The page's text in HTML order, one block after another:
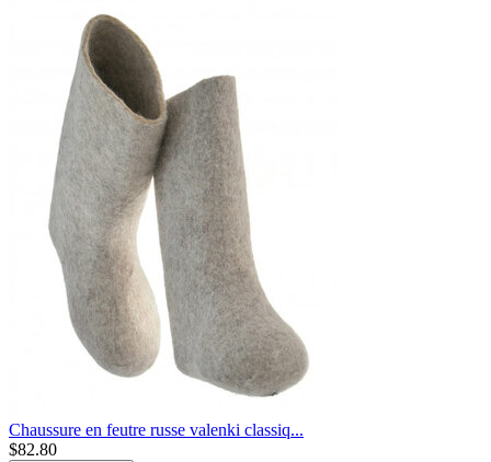
Chaussure en feutre russe valenki classiq...
$82.80